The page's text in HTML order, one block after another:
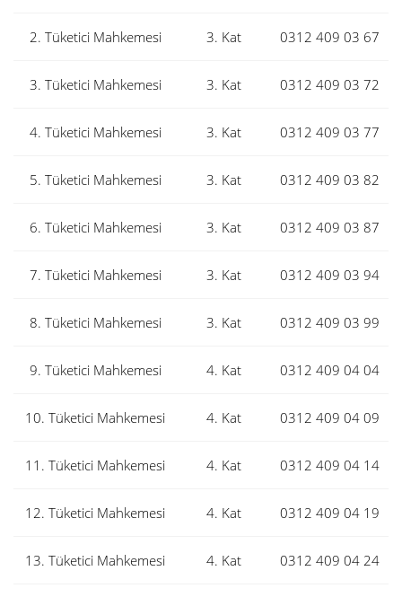
2. Tüketici Mahkemesi 3. Kat 0312 409 03 67
3. Tüketici Mahkemesi 3. Kat 0312 409 03 72
4. Tüketici Mahkemesi 3. Kat 0312 409 03 77
5. Tüketici Mahkemesi 3. Kat 0312 409 03 82
6. Tüketici Mahkemesi 3. Kat 0312 409 03 87
7. Tüketici Mahkemesi 3. Kat 0312 409 03 94
8. Tüketici Mahkemesi 3. Kat 0312 409 03 99
9. Tüketici Mahkemesi 4. Kat 0312 409 04 04
10. Tüketici Mahkemesi 4. Kat 0312 409 04 09
11. Tüketici Mahkemesi 4. Kat 0312 409 04 14
12. Tüketici Mahkemesi 4. Kat 0312 409 04 19
13. Tüketici Mahkemesi 4. Kat 0312 409 04 24